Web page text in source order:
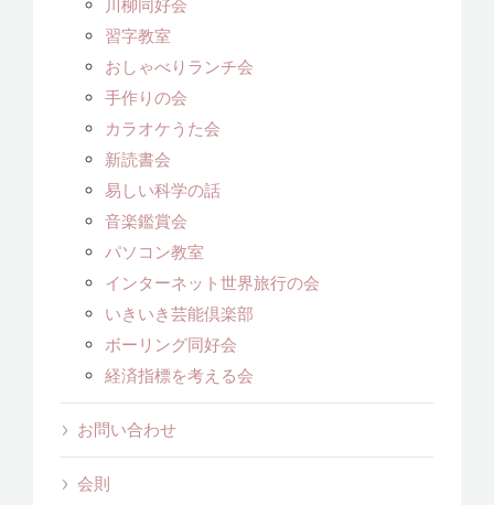
川柳同好会
習字教室
おしゃべりランチ会
手作りの会
カラオケうた会
新読書会
易しい科学の話
音楽鑑賞会
パソコン教室
インターネット世界旅行の会
いきいき芸能倶楽部
ボーリング同好会
経済指標を考える会
お問い合わせ
会則